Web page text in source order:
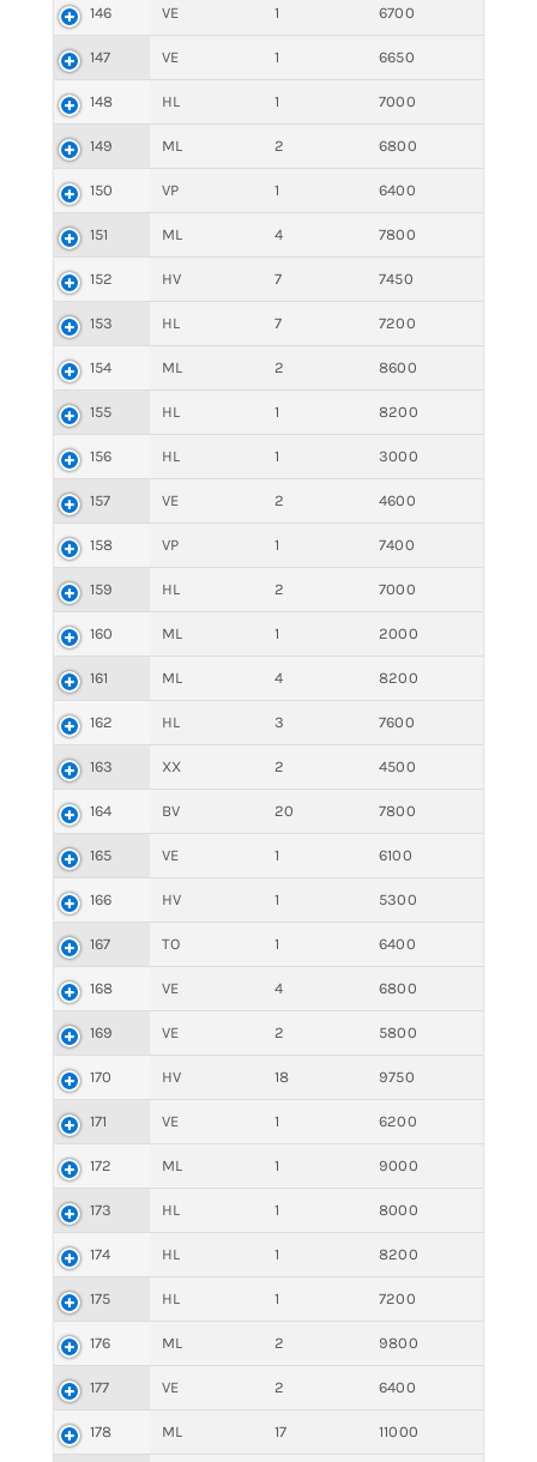
146 VE 1 6700
147 VE 1 6650
148 HL 1 7000
149 ML 2 6800
150 VP 1 6400
151 ML 4 7800
152 HV 7 7450
153 HL 7 7200
154 ML 2 8600
155 HL 1 8200
156 HL 1 3000
157 VE 2 4600
158 VP 1 7400
159 HL 2 7000
160 ML 1 2000
161 ML 4 8200
162 HL 3 7600
163 XX 2 4500
164 BV 20 7800
165 VE 1 6100
166 HV 1 5300
167 TO 1 6400
168 VE 4 6800
169 VE 2 5800
170 HV 18 9750
171 VE 1 6200
172 ML 1 9000
173 HL 1 8000
174 HL 1 8200
175 HL 1 7200
176 ML 2 9800
177 VE 2 6400
178 ML 17 11000